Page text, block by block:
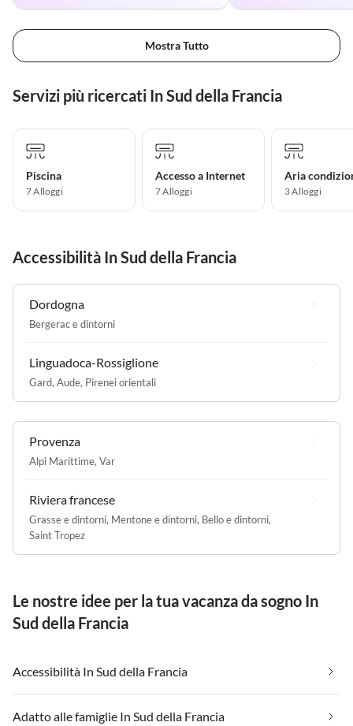
Mostra Tutto
Servizi più ricercati In Sud della Francia
Piscina
7 Alloggi
Accesso a Internet
7 Alloggi
Aria
3 Alloggi
Accessibilità In Sud della Francia
Dordogna
Bergerac e dintorni
Linguadoca-Rossiglione
Gard, Aude, Pirenei orientali
Provenza
Alpi Marittime, Var
Riviera francese
Grasse e dintorni, Mentone e dintorni, Bello e dintorni,
Saint Tropez
Le nostre idee per la tua vacanza da sogno In
Sud della Francia
Accessibilità In Sud della Francia
Adatto alle famiglie In Sud della Francia